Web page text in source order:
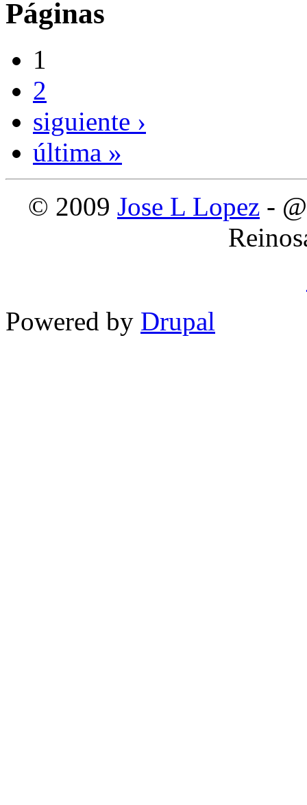
Páginas
1
2
siguiente ›
última »
© 2009 Jose L Lopez -
Powered by Drupal